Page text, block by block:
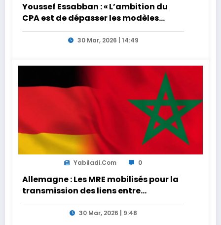
Youssef Essabban : « L’ambition du
CPA est de dépasser les modèles
traditionnels et académiques de
formation en s’appuyant sur le
30 Mar, 2026 | 14:49
Yabiladi.com 0
Allemagne : Les MRE mobilisés pour la
transmission des liens entre
générations
30 Mar, 2026 | 9:48